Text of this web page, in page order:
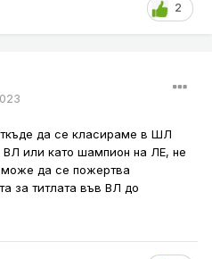
2
да се класираме в ШЛ
ВЛ или като шампион на ЛЕ, не
да се пожертва
за титлата във ВЛ до